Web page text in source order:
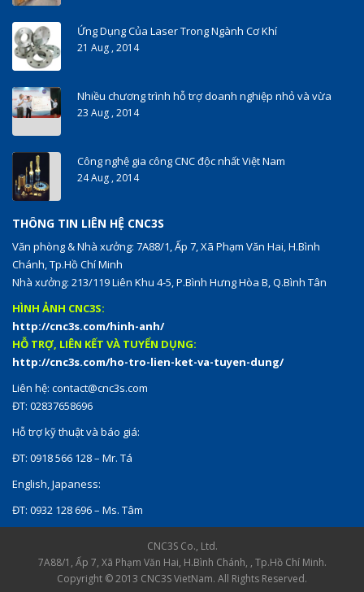
Ứng Dụng Của Laser Trong Ngành Cơ Khí
21 Aug , 2014
Nhiều chương trình hỗ trợ doanh nghiệp nhỏ và vừa
23 Aug , 2014
Công nghệ gia công CNC độc nhất Việt Nam
24 Aug , 2014
THÔNG TIN LIÊN HỆ CNC3S
Văn phòng & Nhà xưởng: 7A88/1, Ấp 7, Xã Phạm Văn Hai, H.Bình
Chánh, Tp.Hồ Chí Minh
Nhà xưởng: 213/119 Liên Khu 4-5, P.Bình Hưng Hòa B, Q.Bình Tân
HÌNH ẢNH CNC3S:
http://cnc3s.com/hinh-anh/
HỖ TRỢ, LIÊN KẾT VÀ TUYỂN DỤNG:
http://cnc3s.com/ho-tro-lien-ket-va-tuyen-dung/
Liên hệ: contact@cnc3s.com
ĐT: 02837658696
Hỗ trợ kỹ thuật và báo giá:
ĐT: 0918 566 128 – Mr. Tá
English, Japaness:
ĐT: 0932 128 696 – Ms. Tâm
CNC3S Co., Ltd.
7A88/1, Ấp 7, Xã Phạm Văn Hai, H.Bình Chánh, , Tp.Hồ Chí Minh.
Copyright © 2013 CNC3S VietNam. All Rights Reserved.